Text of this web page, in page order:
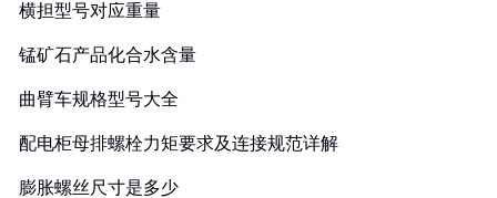
横担型号对应重量
锰矿石产品化合水含量
曲臂车规格型号大全
配电柜母排螺栓力矩要求及连接规范详解
膨胀螺丝尺寸是多少